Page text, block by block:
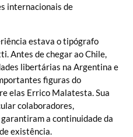
internacionais de
estava o tipógrafo
Antes de chegar ao Chile,
libertárias na Argentina e
figuras do
elas Errico Malatesta. Sua
colaboradores,
a continuidade da
existência.